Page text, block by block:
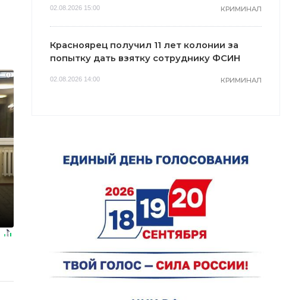
i
02.08.2026 15:00 КРИМИНАЛ
Красноярец получил 11 лет колонии за
попытку дать взятку сотруднику ФСИН
02.08.2026 14:00 КРИМИНАЛ